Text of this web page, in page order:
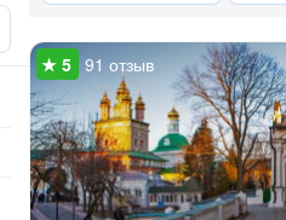
91 отзыв